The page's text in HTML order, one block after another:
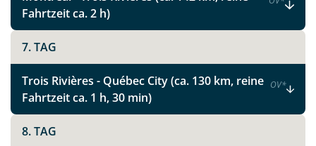
Fahrtzeit ca. 2 h)
7. TAG
Trois Rivières - Québec City (ca. 130 km, reine
Fahrtzeit ca. 1 h, 30 min)
OV*
8. TAG